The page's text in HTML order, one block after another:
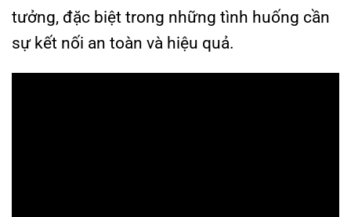
tưởng, đặc biệt trong những tình huống cần
sự kết nối an toàn và hiệu quả.